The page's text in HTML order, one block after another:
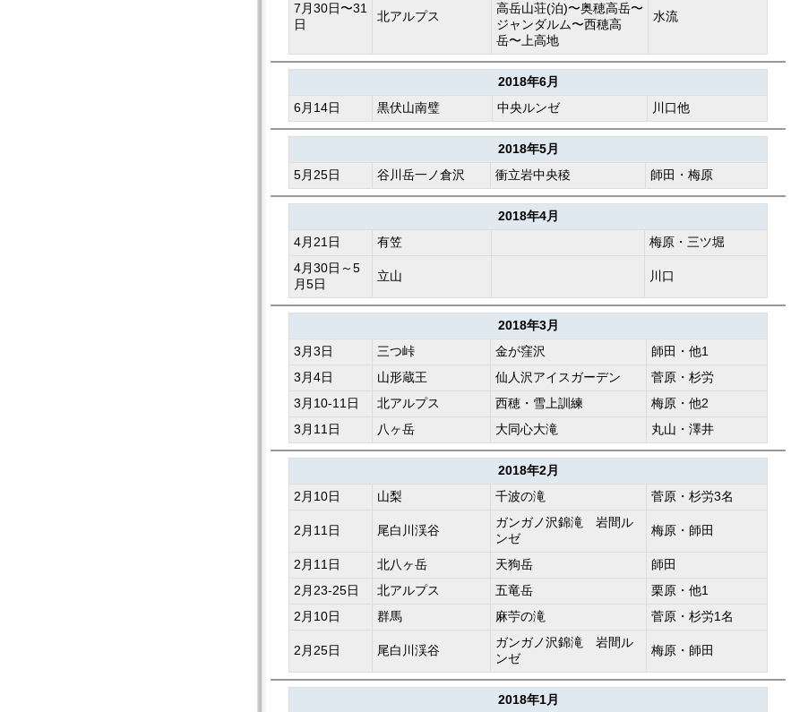
7月30日〜31
日
北アルプス
高岳山荘(泊)〜奥穂高岳〜
ジャンダルム〜西穂高
岳〜上高地
水流
2018年6月
6月14日
黒伏山南璧 中央ルンゼ 川口他
2018年5月
5月25日
谷川岳一ノ倉沢 衝立岩中央稜 師田・梅原
2018年4月
4月21日
有笠
梅原・三ツ堀
4月30日～5
月5日
立山 川口
2018年3月
3月3日
三つ峠 金が窪沢
師田・他1
3月4日
山形蔵王 仙人沢アイスガーデン
菅原・杉労
3月10-11日
北アルプス 西穂・雪上訓練
梅原・他2
3月11日
八ヶ岳 大同心大滝 丸山・澤井
2018年2月
2月10日
山梨 千波の滝 菅原・杉労3名
2月11日 尾白川渓谷
ガンガノ沢錦滝 岩間ル
ンゼ
梅原・師田
2月11日 北八ヶ岳 天狗岳
師田
2月23-25日
北アルプス 五竜岳
栗原・他1
2月10日
群馬 麻苧の滝 菅原・杉労1名
2月25日 尾白川渓谷
ガンガノ沢錦滝 岩間ル
ンゼ
梅原・師田
2018年1月